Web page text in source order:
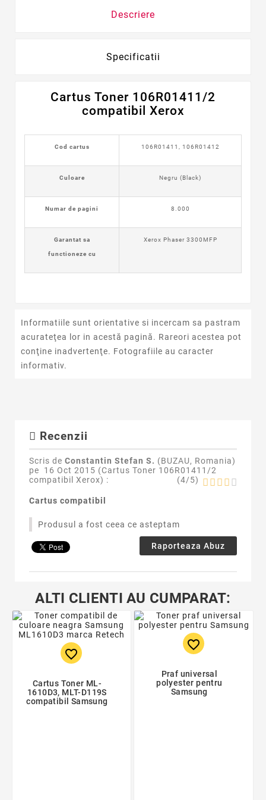
Descriere
Specificatii
Cartus Toner 106R01411/2
compatibil Xerox
Cod cartus 106R01411, 106R01412
Culoare Negru (Black)
Numar de pagini 8.000
Garantat sa
functioneze cu
Xerox Phaser 3300MFP
Informatiile sunt orientative si incercam sa pastram
acurateţea lor in acestă pagină. Rareori acestea pot
conţine inadvertenţe. Fotografiile au caracter
informativ.
Recenzii
Scris de Constantin Stefan S. (BUZAU, Romania)
pe 16 Oct 2015 (Cartus Toner 106R01411/2
compatibil Xerox) : (4/5)
Cartus compatibil
Produsul a fost ceea ce asteptam
Raporteaza Abuz
ALTI CLIENTI AU CUMPARAT:
favorite_border
Cartus Toner ML-
1610D3, MLT-D119S
compatibil Samsung
favorite_border
Praf universal
polyester pentru
Samsung